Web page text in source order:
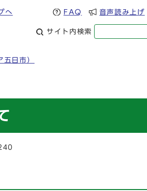
へ FAQ 音声読み上げ
サイト内検索
五日市）